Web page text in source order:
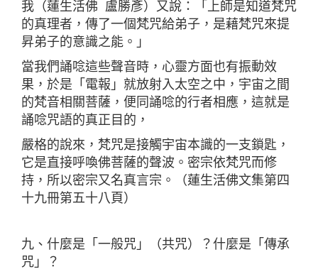
我（蓮生活佛 盧勝彥）又說：「上師是知道梵咒
的真理者，傳了一個梵咒給弟子，是藉梵咒來提
昇弟子的意識之能。」
當我們誦唸這些聲音時，心靈方面也有振動效
果，於是「電報」就放射入太空之中，宇宙之間
的梵音相關菩薩，便同誦唸的行者相應，這就是
誦唸咒語的真正目的，
嚴格的說來，梵咒是接觸宇宙本識的一支鎖匙，
它是直接呼喚佛菩薩的聲波。密宗依梵咒而修
持，所以密宗又名真言宗。（蓮生活佛文集第四
十九冊第五十八頁）
九、什麼是「一般咒」（共咒）？什麼是「傳承
咒」？